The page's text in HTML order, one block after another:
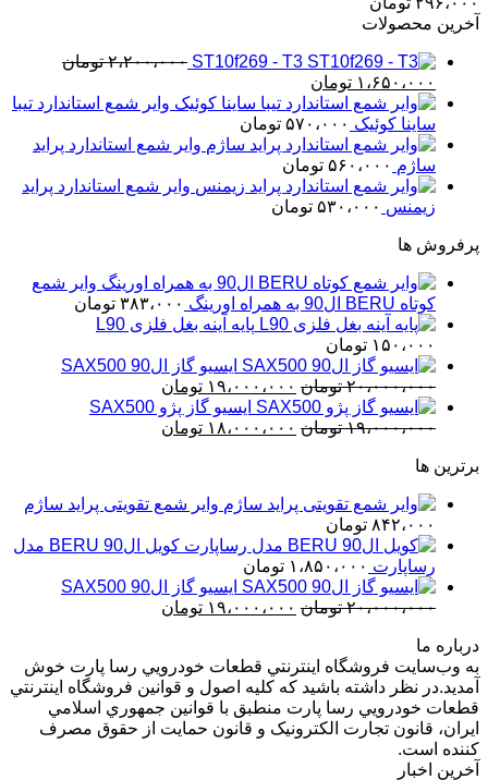
آخرین محصولات
ST10f269 - T3 ۲،۲۰۰،۰۰۰ تومان
قیمت
اصلی
۲،۲۰۰،۰۰۰ تومان
بود.
۱،۶۵۰،۰۰۰ تومان
فعلی
است.
وایر شمع استاندارد تیبا
ساینا کوئیک ۵۷۰،۰۰۰ تومان
وایر شمع استاندارد پراید
ساژم ۵۶۰،۰۰۰ تومان
وایر شمع استاندارد پراید
زیمنس ۵۳۰،۰۰۰ تومان
پرفروش ها
وایر شمع
کوتاه BERU ال90 به همراه اورینگ
۳۸۳،۰۰۰ تومان
پایه آینه بغل فلزی L90
۱۵۰،۰۰۰ تومان
ایسیو گاز ال90 SAX500
۲۰،۰۰۰،۰۰۰ تومان قیمت
اصلی
۲۰،۰۰۰،۰۰۰ تومان
۱۹،۰۰۰،۰۰۰ تومان
فعلیایسیو گاز پژو SAX500
۱۹،۰۰۰،۰۰۰ تومان قیمت
۱۸،۰۰۰،۰۰۰ تومان
برترین ها
وایر شمع تقویتی پراید ساژم
۸۴۲،۰۰۰ تومان
کویل ال90 BERU مدل
رساپارت ۱،۸۵۰،۰۰۰ تومان
ایسیو گاز ال90 SAX500
۲۰،۰۰۰،۰۰۰ تومان قیمت
بود.
۱۹،۰۰۰،۰۰۰ تومان
است.
درباره ما
به وب‌سايت فروشگاه اينترنتي قطعات خودرويي رسا پارت خوش
آمديد.در نظر داشته باشيد که کليه اصول و قوانين فروشگاه اينترنتي
قطعات خودرويي رسا پارت منطبق با قوانين جمهوري اسلامي
ايران، قانون تجارت الکترونيک و قانون حمايت از حقوق مصرف
کننده است.
آخرین اخبار